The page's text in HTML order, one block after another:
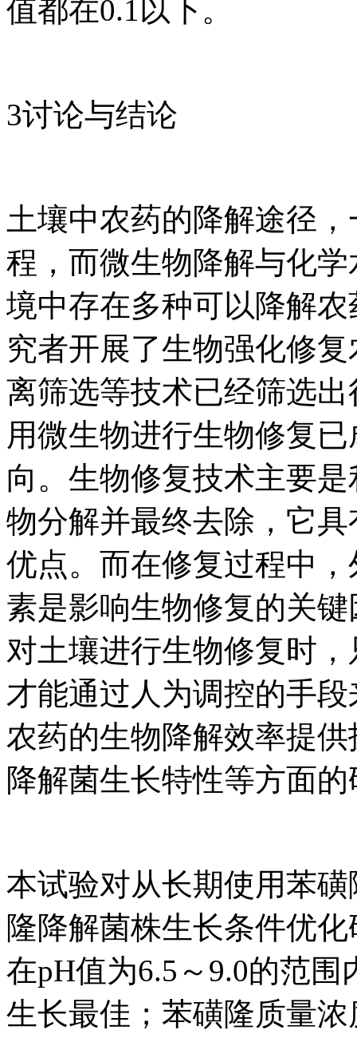
值都在0.1以下。
3讨论与结论
土壤中农药的降解途径
程，而微生物降解与化
境中存在多种可以降解
究者开展了生物强化修
离筛选等技术已经筛选
用微生物进行生物修复
向。生物修复技术主要
物分解并最终去除，它
优点。而在修复过程中
素是影响生物修复的关
对土壤进行生物修复时
才能通过人为调控的手
农药的生物降解效率提
降解菌生长特性等方面
本试验对从长期使用苯
隆降解菌株生长条件优
在pH值为6.5～9.0的范
生长最佳；苯磺隆质量